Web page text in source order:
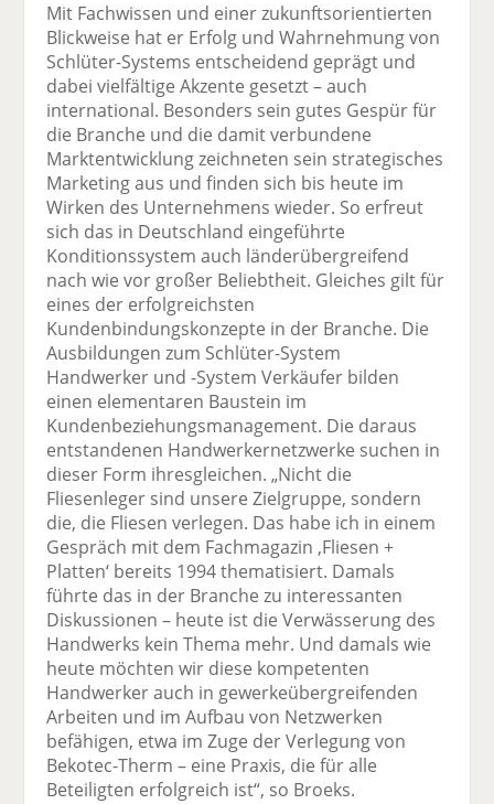
Mit Fachwissen und einer zukunftsorientierten
Blickweise hat er Erfolg und Wahrnehmung von
Schlüter-Systems entscheidend geprägt und
dabei vielfältige Akzente gesetzt – auch
international. Besonders sein gutes Gespür für
die Branche und die damit verbundene
Marktentwicklung zeichneten sein strategisches
Marketing aus und finden sich bis heute im
Wirken des Unternehmens wieder. So erfreut
sich das in Deutschland eingeführte
Konditionssystem auch länderübergreifend
nach wie vor großer Beliebtheit. Gleiches gilt für
eines der erfolgreichsten
Kundenbindungskonzepte in der Branche. Die
Ausbildungen zum Schlüter-System
Handwerker und -System Verkäufer bilden
einen elementaren Baustein im
Kundenbeziehungsmanagement. Die daraus
entstandenen Handwerkernetzwerke suchen in
dieser Form ihresgleichen. „Nicht die
Fliesenleger sind unsere Zielgruppe, sondern
die, die Fliesen verlegen. Das habe ich in einem
Gespräch mit dem Fachmagazin ‚Fliesen +
Platten‘ bereits 1994 thematisiert. Damals
führte das in der Branche zu interessanten
Diskussionen – heute ist die Verwässerung des
Handwerks kein Thema mehr. Und damals wie
heute möchten wir diese kompetenten
Handwerker auch in gewerkeübergreifenden
Arbeiten und im Aufbau von Netzwerken
befähigen, etwa im Zuge der Verlegung von
Bekotec-Therm – eine Praxis, die für alle
Beteiligten erfolgreich ist“, so Broeks.